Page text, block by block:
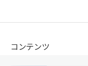
コンテンツ